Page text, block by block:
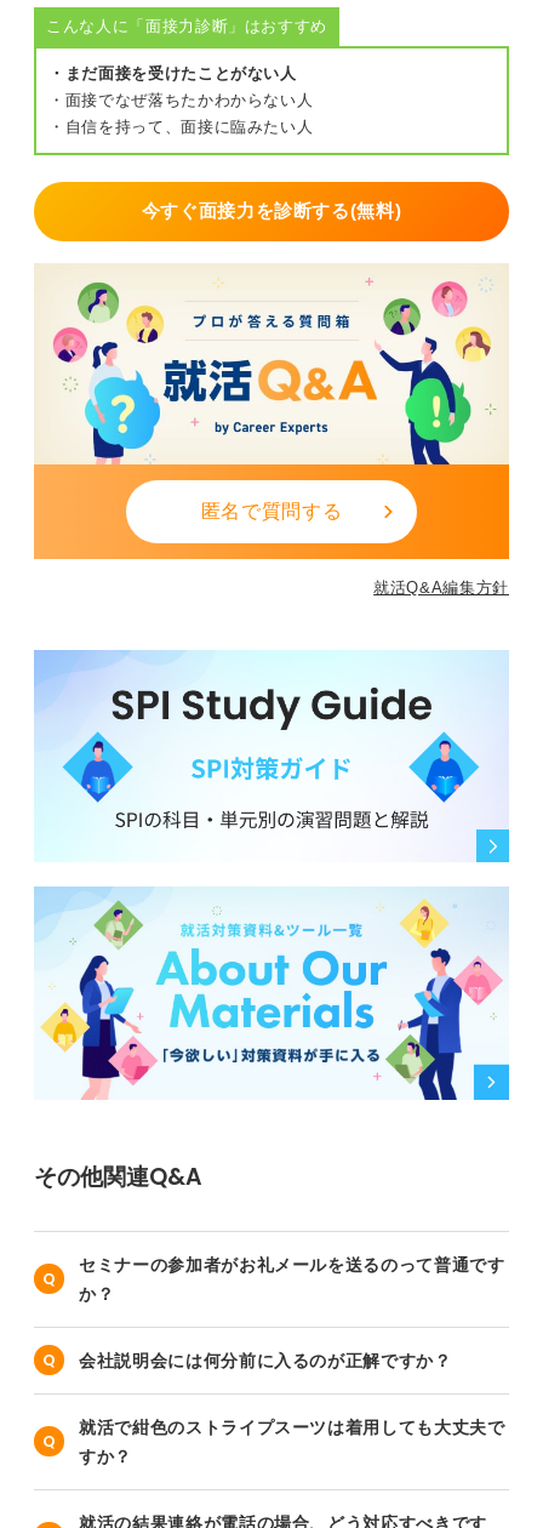
りがとうございます。ご提示いただきました日程のなか
で、下記の日程にてお伺い可能です。 ・〇月〇日（〇）
〇時」
（結び）
例：「お忙しいところ恐れ入りますが、よろしくお願い
ールアドレス
完璧よりも一歩踏み出す経験を積み重ねよう
「丁寧すぎるだろうか？ 」と思うかもしれませんが、就
活では問題ありません。短すぎると感じても、要件が伝
わっていればOKです。
そのものが成長です。
完璧を目指さず、まずはこの型を参考にして送ってみて
こんな人に「面接力診断」はおすすめ
・まだ面接を受けたことがない人
・面接でなぜ落ちたかわからない人
・自信を持って、面接に臨みたい人
今すぐ面接力を診断する(無料)
匿名で質問する
就活Q&A編集方針
その他関連Q&A
セミナーの参加者がお礼メールを送るのって普通です
か？
会社説明会には何分前に入るのが正解ですか？
就活で紺色のストライプスーツは着用しても大丈夫で
すか？
就活の結果連絡が電話の場合、どう対応すべきです